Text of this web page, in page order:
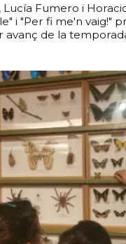
Lucía Fumero i
i "Per fi me'n vaig!"
avanç de la